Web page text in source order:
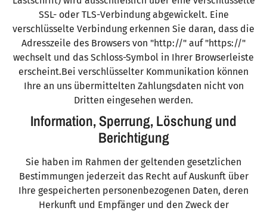
SSL- oder TLS-Verbindung abgewickelt. Eine
verschlüsselte Verbindung erkennen Sie daran, dass die
Adresszeile des Browsers von "http://" auf "https://"
wechselt und das Schloss-Symbol in Ihrer Browserleiste
erscheint.Bei verschlüsselter Kommunikation können
Ihre an uns übermittelten Zahlungsdaten nicht von
Dritten eingesehen werden.
Information, Sperrung, Löschung und
Berichtigung
Sie haben im Rahmen der geltenden gesetzlichen
Bestimmungen jederzeit das Recht auf Auskunft über
Ihre gespeicherten personenbezogenen Daten, deren
Herkunft und Empfänger und den Zweck der